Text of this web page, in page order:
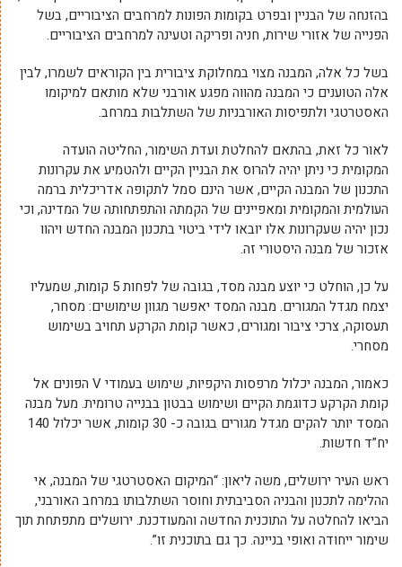
בהזנחה של הבניין ובפרט בקומות הפונות למרחבים הציבוריים, בשל
הפנייה של אזורי שירות, חניה ופריקה וטעינה למרחבים הציבוריים.
בשל כל אלה, המבנה מצוי במחלוקת ציבורית בין הקוראים לשמרו, לבין
אלה הטוענים כי המבנה מהווה מפגע אורבני שלא מותאם למיקומו
האסטרטגי ולתפיסות האורבניות של השתלבות במרחב.
לאור כל זאת, בהתאם להחלטת ועדת השימור, החליטה הועדה
המקומית כי ניתן יהיה להרוס את הבניין הקיים ולהטמיע את עקרונות
התכנון של המבנה הקיים, אשר הינם סמל לתקופה אדריכלית ברמה
העולמית והמקומית ומאפיינים של הקמתה והתפתחותה של המדינה, וכי
נכון יהיה שעקרונות אלו יובאו לידי ביטוי בתכנון המבנה החדש ויהוו
אזכור של מבנה היסטורי זה.
על כן, הוחלט כי יוצע מבנה מסד, בגובה של לפחות 5 קומות, שמעליו
יצמח מגדל המגורים. מבנה המסד יאפשר מגוון שימושים: מסחר,
תעסוקה, צרכי ציבור ומגורים, כאשר קומת הקרקע תחויב בשימוש
מסחרי.
כאמור, המבנה יכלול מרפסות היקפיות, שימוש בעמודי
V הפונים אל
קומת הקרקע כדוגמת הקיים ושימוש בבטון בבנייה טרומית. מעל מבנה
המסד יותר להקים מגדל מגורים בגובה כ- 30 קומות, אשר יכלול 140
יח”ד חדשות.
ראש העיר ירושלים, משה ליאון:“המיקום האסטרטגי של המבנה, אי
ההלימה לתכנון והבניה הסביבתית וחוסר השתלבותו במרחב האורבני,
הביאו להחלטה על התוכנית החדשה והמעודכנת. ירושלים מתפתחת תוך
שימור ייחודה ואופי בניינה. כך גם בתוכנית זו”.